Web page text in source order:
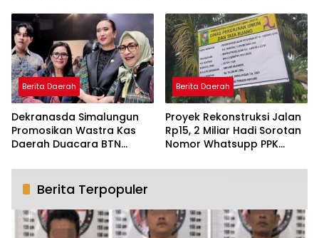
Butir Exstasi
Berita Daerah
Dekranasda Simalungun
Promosikan Wastra Kas
Daerah Duacara BTN
2026
Berita Daerah
Proyek Rekonstruksi Jalan
Rp15, 2 Miliar Hadi Sorotan
Nomor Whatsupp PPK
Berita Terpopuler